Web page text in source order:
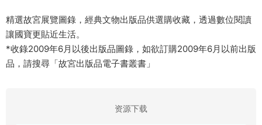
精選故宮展覽圖錄，經典文物出版品供選購收藏，透過數位閱讀
讓國寶更貼近生活。
*收錄2009年6月以後出版品圖錄，如欲訂購2009年6月以前出版
品，請搜尋「故宮出版品電子書叢書」
资源下载